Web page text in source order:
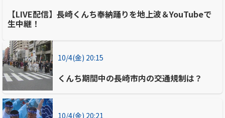
【LIVE配信】長崎くんち奉納踊りを地上波＆YouTubeで
生中継！
10/4(金) 20:15
くんち期間中の長崎市内の交通規制は？
10/4(金) 20:21